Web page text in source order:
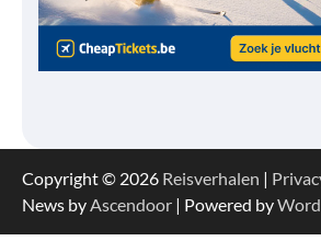
Copyright © 2026 Reisverhalen |
News byAscendoor | Powered by